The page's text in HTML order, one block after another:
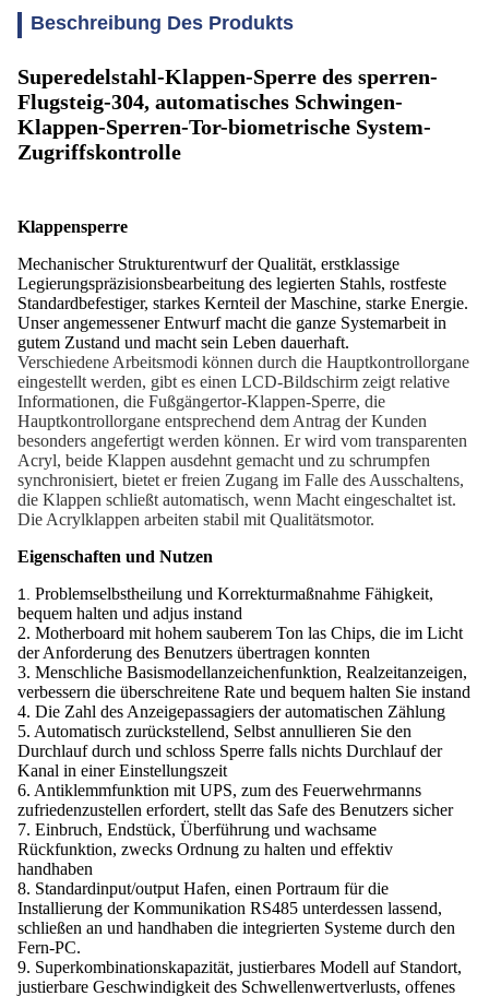
Beschreibung Des Produkts
Superedelstahl-Klappen-Sperre des sperren-
Flugsteig-304, automatisches Schwingen-
Klappen-Sperren-Tor-biometrische System-
Zugriffskontrolle
Klappensperre
Mechanischer Strukturentwurf der Qualität, erstklassige
Legierungspräzisionsbearbeitung des legierten Stahls, rostfeste
Standardbefestiger, starkes Kernteil der Maschine, starke Energie.
Unser angemessener Entwurf macht die ganze Systemarbeit in
gutem Zustand und macht sein Leben dauerhaft.
Verschiedene Arbeitsmodi können durch die Hauptkontrollorgane
eingestellt werden, gibt es einen LCD-Bildschirm zeigt relative
Informationen, die Fußgängertor-Klappen-Sperre, die
Hauptkontrollorgane entsprechend dem Antrag der Kunden
besonders angefertigt werden können. Er wird vom transparenten
Acryl, beide Klappen ausdehnt gemacht und zu schrumpfen
synchronisiert, bietet er freien Zugang im Falle des Ausschaltens,
die Klappen schließt automatisch, wenn Macht eingeschaltet ist.
Die Acrylklappen arbeiten stabil mit Qualitätsmotor.
Eigenschaften und Nutzen
1. Problemselbstheilung und Korrekturmaßnahme Fähigkeit,
bequem halten und adjus instand
2. Motherboard mit hohem sauberem Ton las Chips, die im Licht
der Anforderung des Benutzers übertragen konnten
3. Menschliche Basismodellanzeichenfunktion, Realzeitanzeigen,
verbessern die überschreitene Rate und bequem halten Sie instand
4. Die Zahl des Anzeigepassagiers der automatischen Zählung
5. Automatisch zurückstellend, Selbst annullieren Sie den
Durchlauf durch und schloss Sperre falls nichts Durchlauf der
Kanal in einer Einstellungszeit
6. Antiklemmfunktion mit UPS, zum des Feuerwehrmanns
zufriedenzustellen erfordert, stellt das Safe des Benutzers sicher
7. Einbruch, Endstück, Überführung und wachsame
Rückfunktion, zwecks Ordnung zu halten und effektiv
handhaben
8. Standardinput/output Hafen, einen Portraum für die
Installierung der Kommunikation RS485 unterdessen lassend,
schließen an und handhaben die integrierten Systeme durch den
Fern-PC.
9. Superkombinationskapazität, justierbares Modell auf Standort,
justierbare Geschwindigkeit des Schwellenwertverlusts, offenes